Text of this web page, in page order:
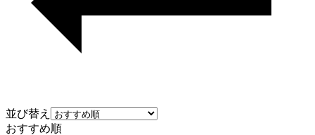
並び替え
おすすめ順